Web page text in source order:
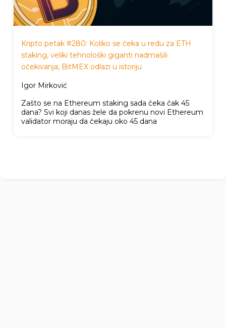
Kripto petak #280: Koliko se čeka u redu za ETH
staking, veliki tehnološki giganti nadmašili
očekivanja, BitMEX odlazi u istoriju
Igor Mirković
Zašto se na Ethereum staking sada čeka čak 45
dana? Svi koji danas žele da pokrenu novi Ethereum
validator moraju da čekaju oko 45 dana